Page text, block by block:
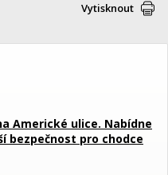
Vytisknout
Americké ulice. Nabídne
bezpečnost pro chodce